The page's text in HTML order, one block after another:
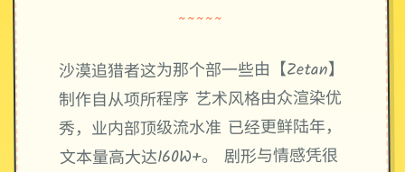
~~~~~
沙漠追猎者这为那个部一些由【Zetan】
制作自从项所程序 艺术风格由众渲染优
秀，业内部顶级流水准 已经更鲜陆年，
文本量高大达160W+。 剧形与情感凭很